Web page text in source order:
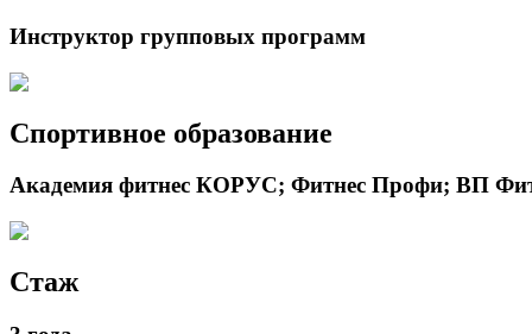
Инструктор групповых программ
Спортивное образование
Академия фитнес КОРУС; Фитнес Профи; ВП
Стаж